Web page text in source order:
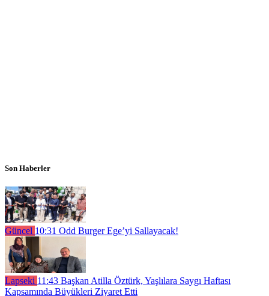
Son Haberler
Güncel 10:31 Odd Burger Ege’yi Sallayacak!
Lapseki 11:43 Başkan Atilla Öztürk, Yaşlılara Saygı Haftası
Kapsamında Büyükleri Ziyaret Etti